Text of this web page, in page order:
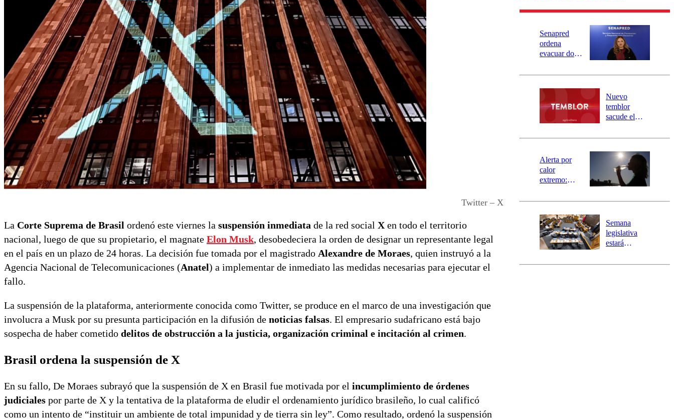
Twitter – X
La Corte Suprema de Brasil ordenó este viernes la suspensión inmediata de la red social X en todo el territorio
nacional, luego de que su propietario, el magnate Elon Musk, desobedeciera la orden de designar un representante legal
en el país en un plazo de 24 horas. La decisión fue tomada por el magistrado Alexandre de Moraes, quien instruyó a la
Agencia Nacional de Telecomunicaciones (Anatel) a implementar de inmediato las medidas necesarias para ejecutar el
fallo.
La suspensión de la plataforma, anteriormente conocida como Twitter, se produce en el marco de una investigación que
involucra a Musk por su presunta participación en la difusión de noticias falsas. El empresario sudafricano está bajo
sospecha de haber cometido delitos de obstrucción a la justicia, organización criminal e incitación al crimen.
Brasil ordena la suspensión de X
En su fallo, De Moraes subrayó que la suspensión de X en Brasil fue motivada por el incumplimiento de órdenes
judiciales por parte de X y la tentativa de la plataforma de eludir el ordenamiento jurídico brasileño, lo cual calificó
como un intento de “instituir un ambiente de total impunidad y de tierra sin ley”. Como resultado, ordenó la suspensión
Senapred
ordena
evacuar dos
Carahue por
río Damas:
activa
mensajería
SAE
Nuevo
temblor
sacude el
revisa la
epicentro
Alerta por
calor
extremo:
activa Alerta
Preventiva en
tres comunas
Semana
legislativa
estará
el fin de la